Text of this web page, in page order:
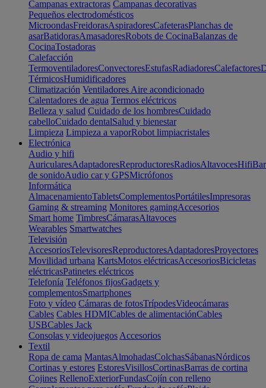
Campanas extractoras Campanas decorativas
Pequeños electrodomésticos
MicroondasFreidorasAspiradoresCafeterasPlanchas de
asarBatidorasAmasadoresRobots de CocinaBalanzas de
CocinaTostadoras
Calefacción
TermoventiladoresConvectoresEstufasRadiadoresCalefactores
TérmicosHumidificadores
Climatización Ventiladores Aire acondicionado
Calentadores de agua Termos eléctricos
Belleza y salud Cuidado de los hombresCuidado
cabelloCuidado dentalSalud y bienestar
Limpieza Limpieza a vaporRobot limpiacristales
Electrónica
Audio y hifi
AuricularesAdaptadoresReproductoresRadiosAltavocesHifi
de sonidoAudio car y GPSMicrófonos
Informática
AlmacenamientoTabletsComplementosPortátilesImpresoras
Gaming & streaming Monitores gamingAccesorios
Smart home TimbresCámarasAltavoces
Wearables Smartwatches
Televisión
AccesoriosTelevisoresReproductoresAdaptadoresProyectores
Movilidad urbana KartsMotos eléctricasAccesoriosBicicletas
eléctricasPatinetes eléctricos
Telefonía Teléfonos fijosGadgets y
complementosSmartphones
Foto y vídeo Cámaras de fotosTrípodesVideocámaras
Cables Cables HDMICables de alimentaciónCables
USBCables Jack
Consolas y videojuegos Accesorios
Textil
Ropa de cama MantasAlmohadasColchasSábanasNórdicos
Cortinas y estores EstoresVisillosCortinasBarras de cortina
Cojines RellenoExteriorFundasCojín con relleno